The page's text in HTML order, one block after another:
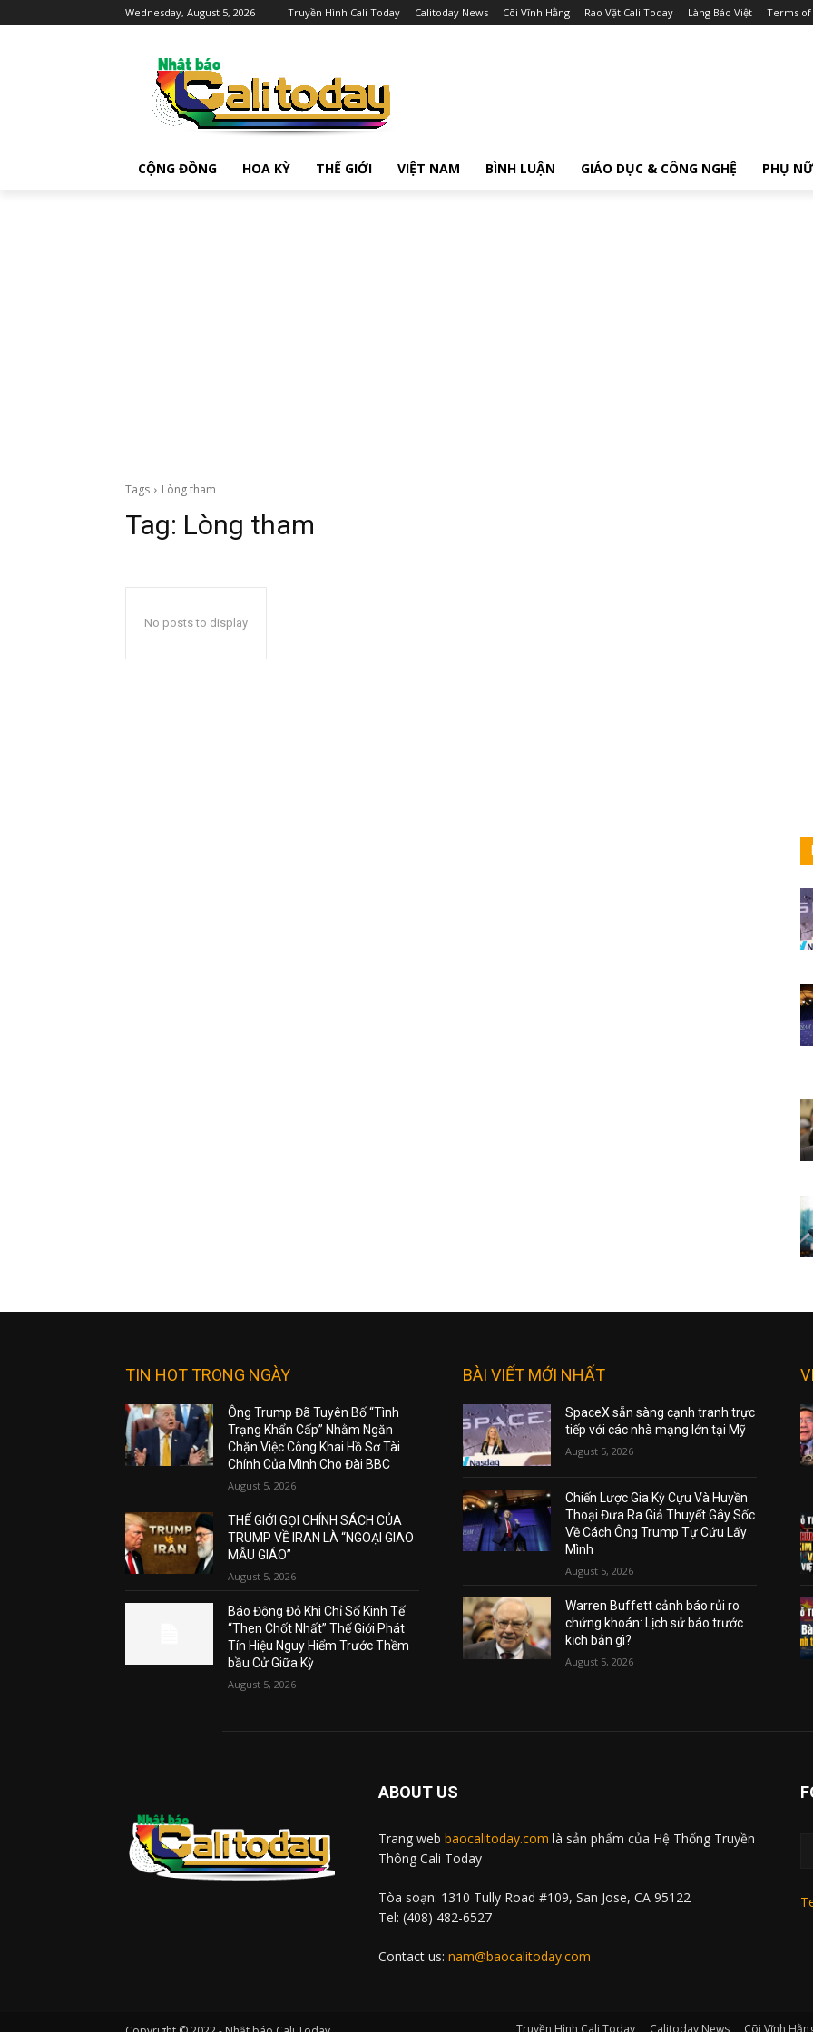
Wednesday, August 5, 2026 Truyền Hình Cali Today Calitoday News Cõi Vĩnh Hằng Rao Vặt Cali Today Làng Báo Việt Terms of
CỘNG ĐỒNG HOA KỲ THẾ GIỚI VIỆT NAM BÌNH LUẬN GIÁO DỤC & CÔNG NGHỆ PHỤ NỮ
Tags Lòng tham
Tag: Lòng tham
No posts to display
TIN HOT TRONG NGÀY
Ông Trump Đã Tuyên Bố “Tình
Trạng Khẩn Cấp” Nhằm Ngăn
Chặn Việc Công Khai Hồ Sơ Tài
Chính Của Mình Cho Đài BBC
August 5, 2026
THẾ GIỚI GỌI CHÍNH SÁCH CỦA
TRUMP VỀ IRAN LÀ “NGOẠI GIAO
MẪU GIÁO”
August 5, 2026
Báo Động Đỏ Khi Chỉ Số Kinh Tế
“Then Chốt Nhất” Thế Giới Phát
Tín Hiệu Nguy Hiểm Trước Thềm
bầu Cử Giữa Kỳ
August 5, 2026
BÀI VIẾT MỚI NHẤT
SpaceX sẵn sàng cạnh tranh trực
tiếp với các nhà mạng lớn tại Mỹ
August 5, 2026
Chiến Lược Gia Kỳ Cựu Và Huyền
Thoại Đưa Ra Giả Thuyết Gây Sốc
Về Cách Ông Trump Tự Cứu Lấy
Mình
August 5, 2026
Warren Buffett cảnh báo rủi ro
chứng khoán: Lịch sử báo trước
kịch bản gì?
August 5, 2026
ABOUT US
Trang web baocalitoday.com là sản phẩm của Hệ Thống Truyền
Thông Cali Today
Tòa soạn: 1310 Tully Road #109, San Jose, CA 95122
Tel: (408) 482-6527
Contact us: nam@baocalitoday.com
Truyền Hình Cali Today Calitoday News Cõi Vĩnh